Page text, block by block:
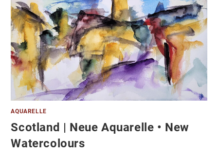
AQUARELLE
Scotland | Neue Aquarelle • New
Watercolours